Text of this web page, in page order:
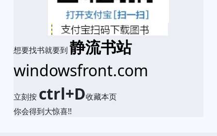
想要找书就要到 静流书站
windowsfront.com
立刻按 ctrl+D收藏本页
你会得到大惊喜!!